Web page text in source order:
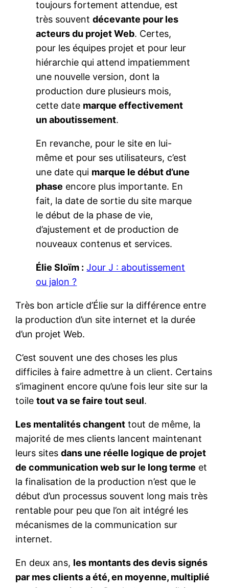
toujours fortement attendue, est
très souventdécevante pour les
acteurs du projet Web. Certes,
pour les équipes projet et pour leur
hiérarchie qui attend impatiemment
une nouvelle version, dont la
production dure plusieurs mois,
cette date marque effectivement
un aboutissement.
En revanche, pour le site en lui-
même et pour ses utilisateurs, c’est
une date qui marque le début d’une
phase encore plus importante. En
fait, la date de sortie du site marque
le début de la phase de vie,
d’ajustement et de production de
nouveaux contenus et services.
Élie Sloïm : Jour J : aboutissement
ou jalon ?
Très bon article d’Élie sur la différence entre
la production d’un site internet et la durée
d’un projet Web.
C’est souvent une des choses les plus
difficiles à faire admettre à un client. Certains
s’imaginent encore qu’une fois leur site sur la
toiletout va se faire tout seul.
Les mentalités changent tout de même, la
majorité de mes clients lancent maintenant
leurs sitesdans une réelle logique de projet
de communication web sur le long terme et
la finalisation de la production n’est que le
début d’un processus souvent long mais très
rentable pour peu que l’on ait intégré les
mécanismes de la communication sur
internet.
En deux ans, les montants des devis signés
par mes clients a été, en moyenne, multiplié